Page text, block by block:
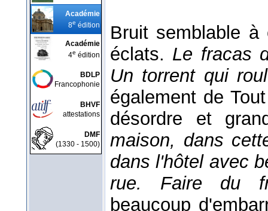
Académie
8e édition
Académie
4e édition
BDLP
Francophonie
BHVF
attestations
DMF
(1330 - 1500)
Bruit semblable
éclats. Le fracas
Un torrent qui
également de
désordre et
maison, dans
dans l'hôtel avec
rue. Faire du
beaucoup